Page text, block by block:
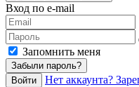
Вход по e-mail
Запомнить меня
Забыли пароль?
Войти
Нет аккаунта?